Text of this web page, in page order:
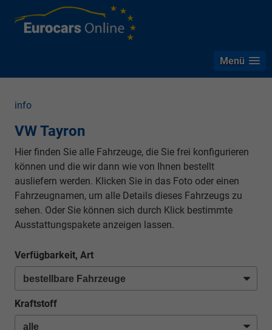
Menü
info
VW Tayron
Hier finden Sie alle Fahrzeuge, die Sie frei konfigurieren
können und die wir dann wie von Ihnen bestellt
ausliefern werden. Klicken Sie in das Foto oder einen
Fahrzeugnamen, um alle Details dieses Fahrzeugs zu
sehen. Oder Sie können sich durch Klick bestimmte
Ausstattungspakete anzeigen lassen.
Verfügbarkeit, Art
Kraftstoff